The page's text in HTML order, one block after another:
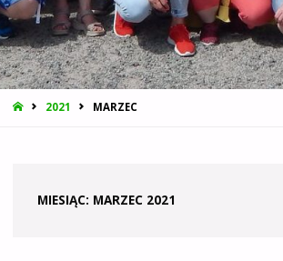
STRONA
2021 MARZEC
MIESIĄC: MARZEC 2021